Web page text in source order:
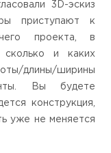
3D-эскиз
приступают к
проекта, в
сколько и каких
длины/ширины
Вы будете
конструкция,
уже не меняется